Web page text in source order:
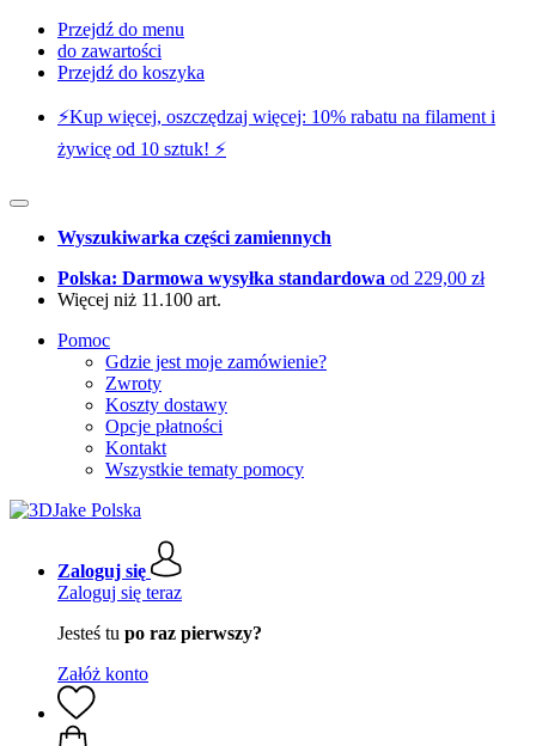
Przejdź do menu
do zawartości
Przejdź do koszyka
⚡️Kup więcej, oszczędzaj więcej: 10% rabatu na filament i
żywicę od 10 sztuk! ⚡️
Wyszukiwarka części zamiennych
Polska: Darmowa wysyłka standardowa od 229,00 zł
Więcej niż 11.100 art.
Pomoc
Gdzie jest moje zamówienie?
Zwroty
Koszty dostawy
Opcje płatności
Kontakt
Wszystkie tematy pomocy
Zaloguj się
Zaloguj się teraz
Jesteś tu po raz pierwszy?
Załóż konto